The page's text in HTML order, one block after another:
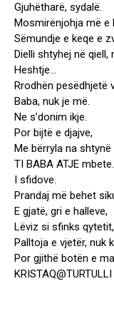
Gjuhëtharë, sydalë.
Mosmirënjohja më e
Sëmundje e keqe e
Dielli shtyhej në qiell,
Heshtje…
Rrodhën pesëdhjetë
Baba, nuk je më.
Ne s’donim ikje.
Por bijtë e djajve,
Me bërryla na
TI BABA ATJE mbete.
I sfidove.
Prandaj më behet
E gjatë, gri e halleve,
Lëviz si sfinks
Palltoja e vjetër, nuk
Por gjithë botën e
KRISTAQ@TURTULLI